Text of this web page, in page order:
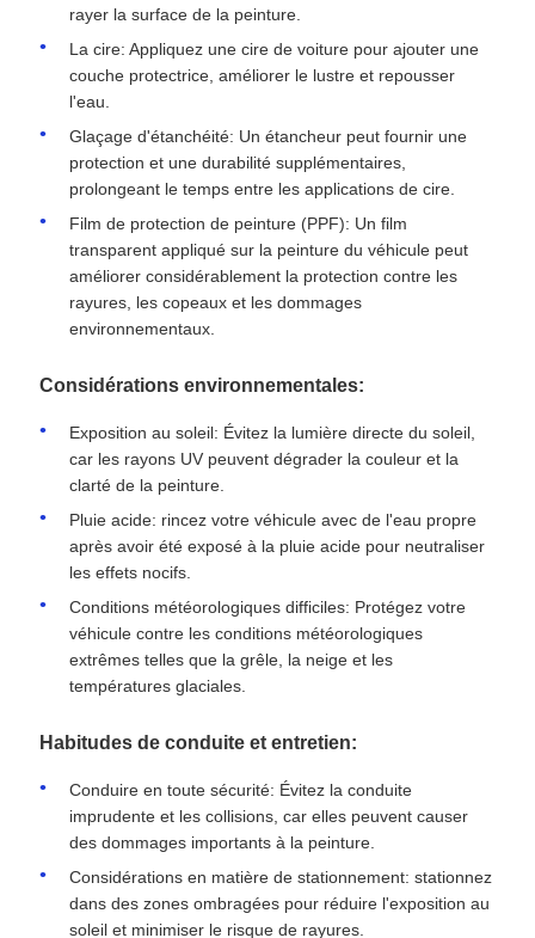
rayer la surface de la peinture.
La cire: Appliquez une cire de voiture pour ajouter une
couche protectrice, améliorer le lustre et repousser
l'eau.
Glaçage d'étanchéité: Un étancheur peut fournir une
protection et une durabilité supplémentaires,
prolongeant le temps entre les applications de cire.
Film de protection de peinture (PPF): Un film
transparent appliqué sur la peinture du véhicule peut
améliorer considérablement la protection contre les
rayures, les copeaux et les dommages
environnementaux.
Considérations environnementales:
Exposition au soleil: Évitez la lumière directe du soleil,
car les rayons UV peuvent dégrader la couleur et la
clarté de la peinture.
Pluie acide: rincez votre véhicule avec de l'eau propre
après avoir été exposé à la pluie acide pour neutraliser
les effets nocifs.
Conditions météorologiques difficiles: Protégez votre
véhicule contre les conditions météorologiques
extrêmes telles que la grêle, la neige et les
températures glaciales.
Habitudes de conduite et entretien:
Conduire en toute sécurité: Évitez la conduite
imprudente et les collisions, car elles peuvent causer
des dommages importants à la peinture.
Considérations en matière de stationnement: stationnez
dans des zones ombragées pour réduire l'exposition au
soleil et minimiser le risque de rayures.